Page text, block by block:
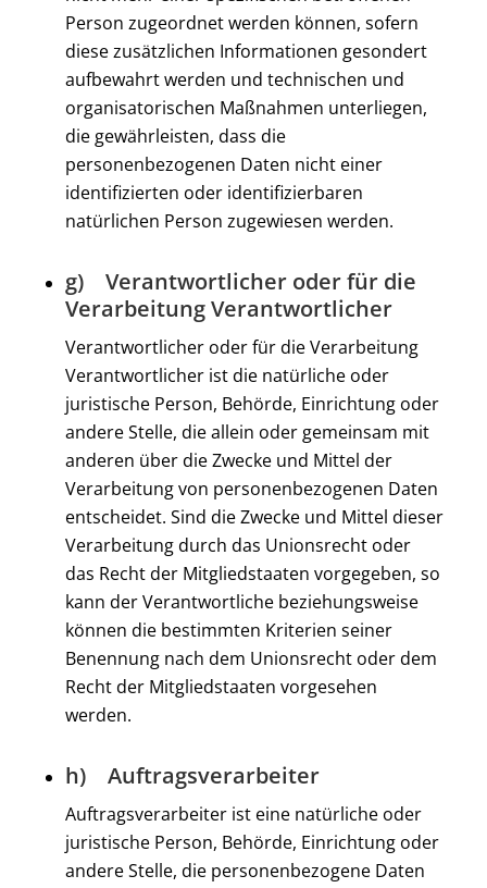
Person zugeordnet werden können, sofern
diese zusätzlichen Informationen gesondert
aufbewahrt werden und technischen und
organisatorischen Maßnahmen unterliegen,
die gewährleisten, dass die
personenbezogenen Daten nicht einer
identifizierten oder identifizierbaren
natürlichen Person zugewiesen werden.
g) Verantwortlicher oder für die
Verarbeitung Verantwortlicher
Verantwortlicher oder für die Verarbeitung
Verantwortlicher ist die natürliche oder
juristische Person, Behörde, Einrichtung oder
andere Stelle, die allein oder gemeinsam mit
anderen über die Zwecke und Mittel der
Verarbeitung von personenbezogenen Daten
entscheidet. Sind die Zwecke und Mittel dieser
Verarbeitung durch das Unionsrecht oder
das Recht der Mitgliedstaaten vorgegeben, so
kann der Verantwortliche beziehungsweise
können die bestimmten Kriterien seiner
Benennung nach dem Unionsrecht oder dem
Recht der Mitgliedstaaten vorgesehen
werden.
h) Auftragsverarbeiter
Auftragsverarbeiter ist eine natürliche oder
juristische Person, Behörde, Einrichtung oder
andere Stelle, die personenbezogene Daten